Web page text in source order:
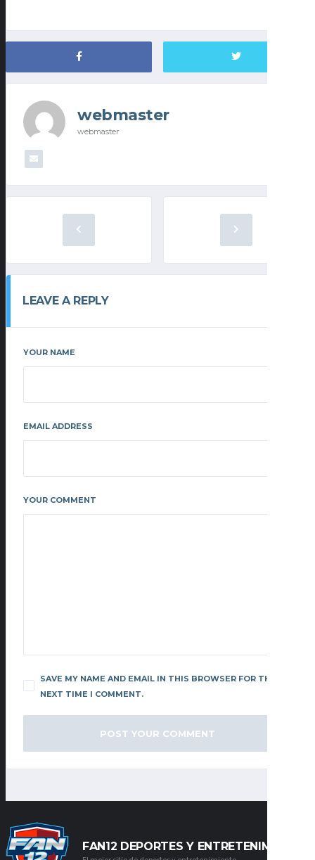
webmaster
webmaster
LEAVE A REPLY
YOUR NAME
EMAIL ADDRESS
YOUR COMMENT
SAVE MY NAME AND EMAIL IN THIS BROWSER FOR THE
NEXT TIME I COMMENT.
FAN12 DEPORTES Y ENTRETENIMIENTO